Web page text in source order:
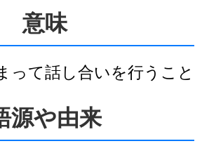
意味
って話し合いを行うこと
源や由来